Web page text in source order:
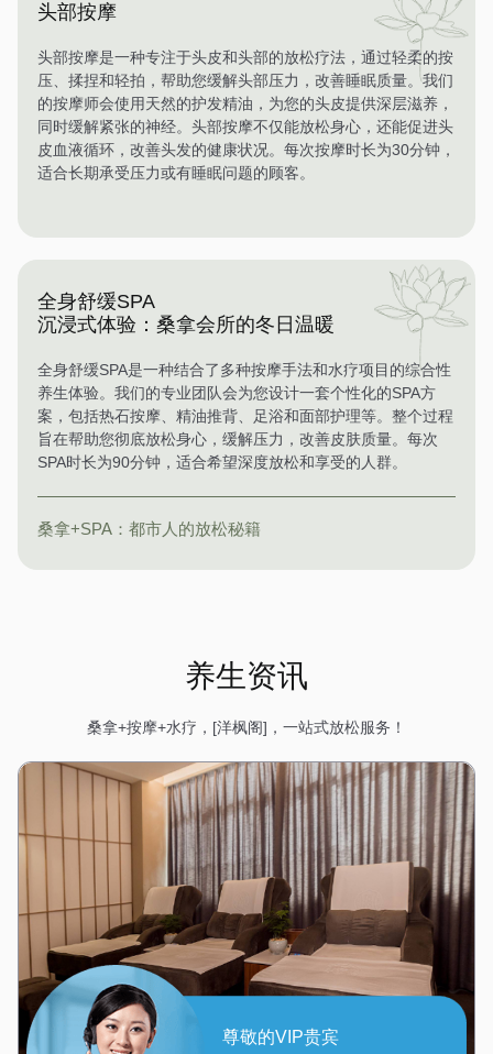
尊敬的VIP贵宾
头部按摩
头部按摩是一种专注于头皮和头部的放松疗法，通过轻柔的按
压、揉捏和轻拍，帮助您缓解头部压力，改善睡眠质量。我们
的按摩师会使用天然的护发精油，为您的头皮提供深层滋养，
同时缓解紧张的神经。头部按摩不仅能放松身心，还能促进头
皮血液循环，改善头发的健康状况。每次按摩时长为30分钟，
适合长期承受压力或有睡眠问题的顾客。
全身舒缓SPA
沉浸式体验：桑拿会所的冬日温暖
全身舒缓SPA是一种结合了多种按摩手法和水疗项目的综合性
养生体验。我们的专业团队会为您设计一套个性化的SPA方
案，包括热石按摩、精油推背、足浴和面部护理等。整个过程
旨在帮助您彻底放松身心，缓解压力，改善皮肤质量。每次
SPA时长为90分钟，适合希望深度放松和享受的人群。
桑拿+SPA：都市人的放松秘籍
养生资讯
桑拿+按摩+水疗，[洋枫阁]，一站式放松服务！